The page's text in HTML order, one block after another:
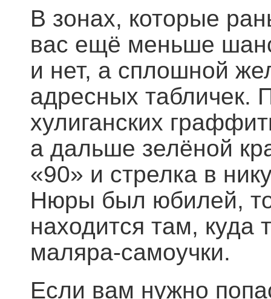
В зонах, которые
вас ещё меньше
и нет, а сплошной
адресных табличек.
хулиганских
а дальше зелёной
«90» и стрелка в
Нюры был юбилей,
находится там, куда
маляра-самоучки.
Если вам нужно